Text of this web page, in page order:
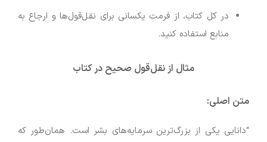
در کل کتاب، از فرمت یکسانی برای نقل‌قول‌ها و ارجاع به
منابع استفاده کنید.
مثال از نقل‌قول صحیح در کتاب
متن اصلی:
“دانایی یکی از بزرگ‌ترین سرمایه‌های بشر است. همان‌طور که